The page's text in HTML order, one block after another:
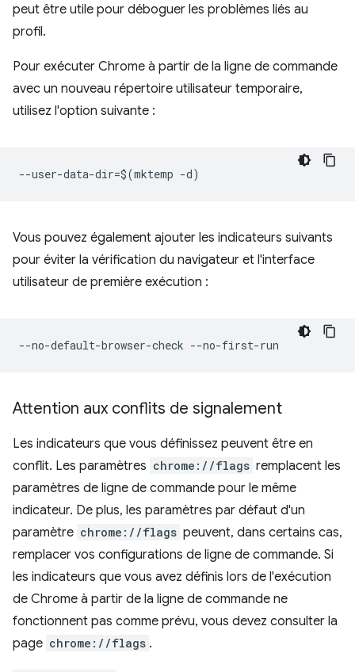
peut être utile pour déboguer les problèmes liés au
profil.
Pour exécuter Chrome à partir de la ligne de commande
avec un nouveau répertoire utilisateur temporaire,
utilisez l'option suivante :
Vous pouvez également ajouter les indicateurs suivants
pour éviter la vérification du navigateur et l'interface
utilisateur de première exécution :
Attention aux conflits de signalement
Les indicateurs que vous définissez peuvent être en
conflit. Les paramètres chrome://flags remplacent les
paramètres de ligne de commande pour le même
indicateur. De plus, les paramètres par défaut d'un
paramètre chrome://flags peuvent, dans certains cas,
remplacer vos configurations de ligne de commande. Si
les indicateurs que vous avez définis lors de l'exécution
de Chrome à partir de la ligne de commande ne
fonctionnent pas comme prévu, vous devez consulter la
page chrome://flags .